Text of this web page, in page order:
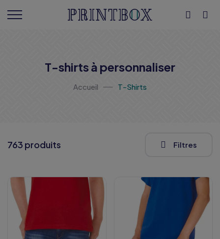
T-shirts à personnaliser
Accueil T-Shirts
763 produits Filtres